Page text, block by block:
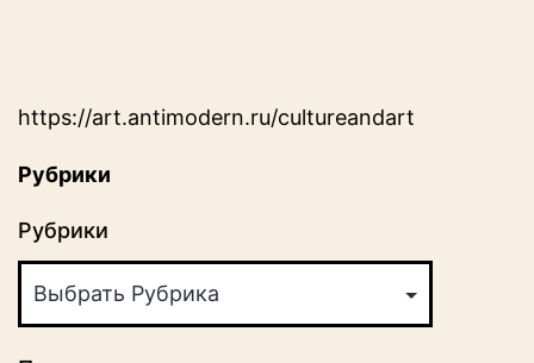
https://art.antimodern.ru/cultureandart
Рубрики
Рубрики